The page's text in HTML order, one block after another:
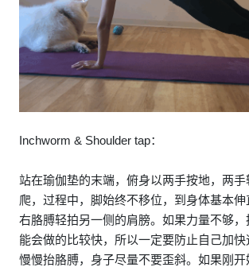
Inchworm & Shoulder tap：
站在瑜伽垫的末端，俯身以两手按地，两
爬，过程中，脚始终不移位，到身体基本
右胳膊轻拍另一侧的肩膀。如果力量不够
能会做的比较快，所以一定要防止自己加快
慢慢抬胳膊，身子尽量不要歪斜。如果刚开